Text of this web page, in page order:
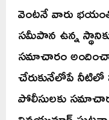
వెంటనే వారు
సమీపాన ఉన్న
సమాచారం
చేరుకునేలోపే నీటిలో
పోలీసులకు